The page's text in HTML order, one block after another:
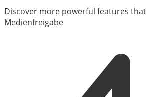
Discover more powerful features
Medienfreigabe